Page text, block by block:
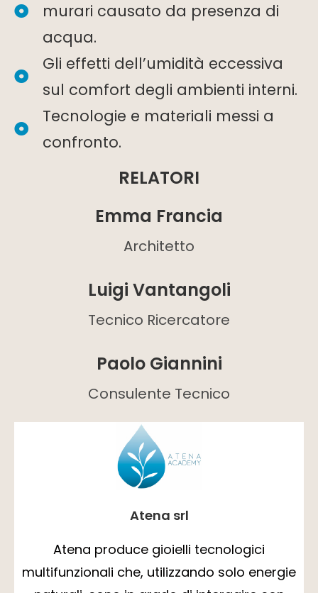
murari causato da presenza di
acqua.
Gli effetti dell’umidità eccessiva
sul comfort degli ambienti interni.
Tecnologie e materiali messi a
confronto.
RELATORI
Emma Francia
Architetto
Luigi Vantangoli
Tecnico Ricercatore
Paolo Giannini
Consulente Tecnico
Atena srl
Atena produce gioielli tecnologici
multifunzionali che, utilizzando solo energie